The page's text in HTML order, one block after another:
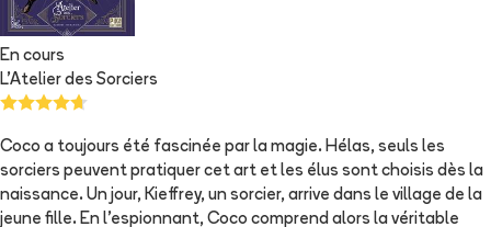
En cours
L'Atelier des Sorciers
Coco a toujours été fascinée par la magie. Hélas, seuls les
sorciers peuvent pratiquer cet art et les élus sont choisis dès la
naissance. Un jour, Kieffrey, un sorcier, arrive dans le village de la
jeune fille. En l'espionnant, Coco comprend alors la véritable